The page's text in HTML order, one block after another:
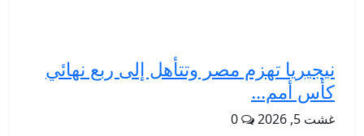
نيجيريا تهزم مصر وتتأهل إلى ربع نهائي
كأس أمم...
غشت 5, 2026 0